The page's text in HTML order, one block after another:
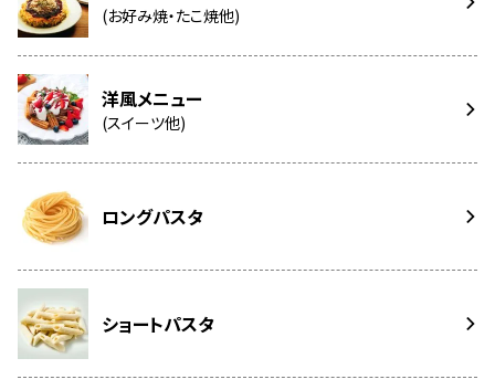
(お好み焼・たこ焼他)
洋風メニュー
(スイーツ他)
ロングパスタ
ショートパスタ